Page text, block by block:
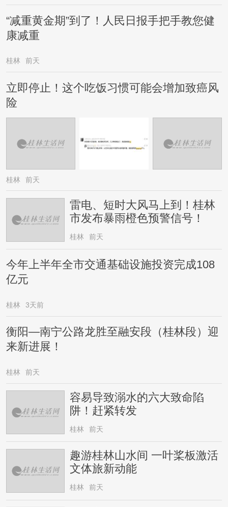
“减重黄金期”到了！人民日报手把手教您健
康减重
桂林 前天
立即停止！这个吃饭习惯可能会增加致癌风
险
桂林 前天
雷电、短时大风马上到！桂林
市发布暴雨橙色预警信号！
桂林 前天
今年上半年全市交通基础设施投资完成108
亿元
桂林 3天前
衡阳—南宁公路龙胜至融安段（桂林段）迎
来新进展！
桂林 前天
容易导致溺水的六大致命陷
阱！赶紧转发
桂林 前天
趣游桂林山水间 一叶桨板激活
文体旅新动能
桂林 前天